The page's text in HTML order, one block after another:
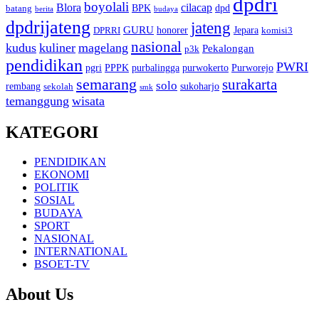
batang berita Blora boyolali BPK budaya cilacap dpd
dpdrijateng DPRRI GURU honorer jateng Jepara komisi3
kudus kuliner magelang nasional p3k Pekalongan
pendidikan pgri PPPK purbalingga purwokerto Purworejo PWRI
rembang sekolah semarang smk solo sukoharjo surakarta
temanggung wisata
KATEGORI
PENDIDIKAN
EKONOMI
POLITIK
SOSIAL
BUDAYA
SPORT
NASIONAL
INTERNATIONAL
BSOET-TV
About Us